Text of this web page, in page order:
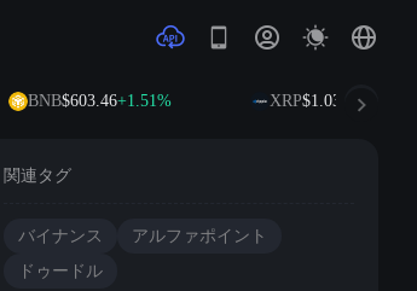
BNB$603.46 +1.51% XRP$1.03 -0.05%
関連タグ
バイナンス
アルファポイント
ドゥードル